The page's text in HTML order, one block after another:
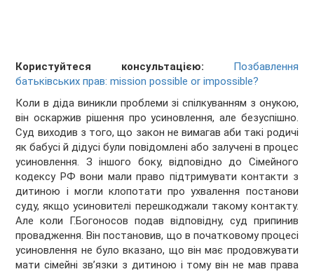
Користуйтеся консультацією:
Позбавлення
батьківських прав: mission possible or impossible?
Коли в діда виникли проблеми зі спілкуванням з онукою,
він оскаржив рішення про усиновлення, але безуспішно.
Суд виходив з того, що закон не вимагав аби такі родичі
як бабусі й дідусі були повідомлені або залучені в процес
усиновлення. З іншого боку, відповідно до Сімейного
кодексу РФ вони мали право підтримувати контакти з
дитиною і могли клопотати про ухвалення постанови
суду, якщо усиновителі перешкоджали такому контакту.
Але коли Г.Богоносов подав відповідну, суд припинив
провадження. Він постановив, що в початковому процесі
усиновлення не було вказано, що він має продовжувати
мати сімейні зв’язки з дитиною і тому він не мав права